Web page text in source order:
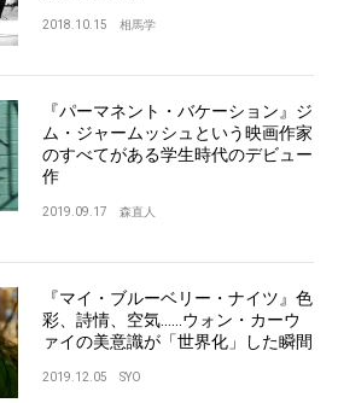
2018.10.15 相馬学
『パーマネント・バケーション』ジ
ム・ジャームッシュという映画作家
のすべてがある学生時代のデビュー
作
2019.09.17 森直人
『マイ・ブルーベリー・ナイツ』色
彩、詩情、空気……ウォン・カーウ
ァイの美意識が「世界化」した瞬間
2019.12.05 SYO